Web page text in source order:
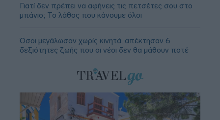
Γιατί δεν πρέπει να αφήνεις τις πετσέτες σου στο
μπάνιο; Το λάθος που κάνουμε όλοι
Όσοι μεγάλωσαν χωρίς κινητά, απέκτησαν 6
δεξιότητες ζωής που οι νέοι δεν θα μάθουν ποτέ